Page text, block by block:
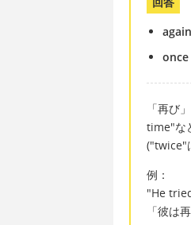
again
「再び
time"な
("twice"
例：
"He
「彼は